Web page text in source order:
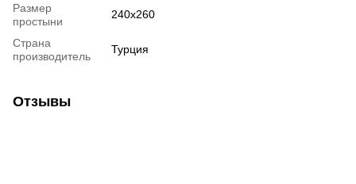
Размер
простыни
240х260
Страна
производитель
Турция
Отзывы